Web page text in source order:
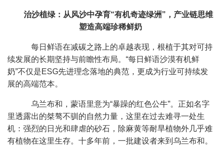
治沙植绿： 从风沙中孕育“有机奇迹绿洲”， 产业链思维
塑造高端珍稀鲜奶
每日鲜语在减碳之路上的卓越表现，根植于其对可持
续发展的长期坚持与前瞻性布局。“每日鲜语沙漠有机鲜
奶”不仅是ESG先进理念落地的典范，更成为行业可持续发
展的高端范本。
乌兰布和，蒙语里意为“暴躁的红色公牛”。正如名字
里透露出的桀骜不驯的自然力量，这里在过去难寻一处生
机：强烈的日光和肆虐的砂石，除麻黄等耐旱植物外几乎难
有植物在这里生存。十多年前，一批建设者来到乌兰布和。